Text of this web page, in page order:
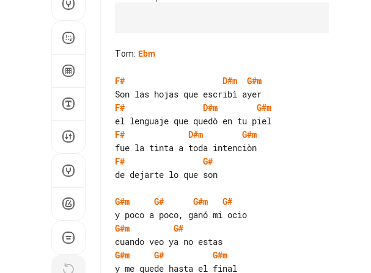
Tom: Ebm
F# D#m
G#m
F#
D#m
G#m
F#
D#m
G#m
F#
G#
de dejarte lo que son
G#m G# G#m
G#
G#m
G#
G#m
G#
G#m
y me quede hasta el final